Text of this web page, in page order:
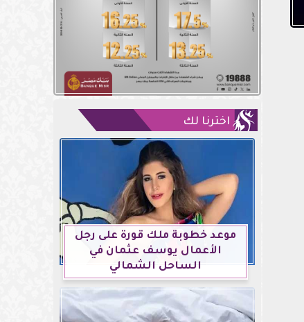
اخترنا لك
موعد خطوبة ملك قورة على رجل
الأعمال يوسف عثمان في
الساحل الشمالي